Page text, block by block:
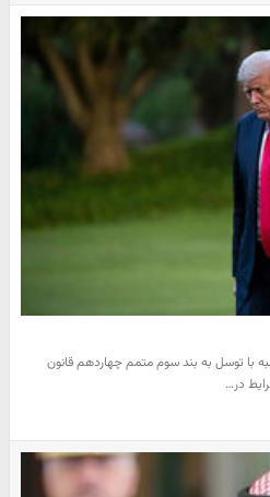
با توسل به بند سوم متمم چهاردهم قانون
در…